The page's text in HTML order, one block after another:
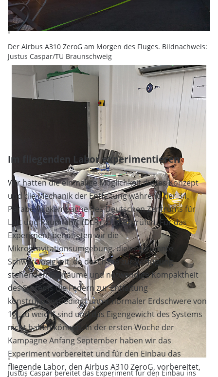
Der Airbus A310 ZeroG am Morgen des Fluges. Bildnachweis:
Justus Caspar/TU Braunschweig
Justus Caspar bereitet das Experiment für den Einbau ins
Im fliegenden Labor experimentieren
Wir hatten die einmalige Möglichkeit dieses Konzept
und die Mechanik der Entfaltung während der 34.
Parabelflugkampagne des Deutschen Zentrums für
Luft und Raumfahrt (DLR) zu überprüfen. Für das
Experiment benötigten wir die
Mikrogravitationsumgebung, die sogenannte
Schwerelosigkeit, da durch die zur Verfügung
stehenden Bauräume und notwendige Kompaktheit
des Systems die Federn zur Entfaltung
konstruktionsbedingt unter normaler Erdschwere von
1g „zu weich“ sind und das Eigengewicht des Systems
nicht halten können. In der ersten Woche der
Kampagne Anfang September haben wir das
Experiment vorbereitet und für den Einbau das
fliegende Labor, den Airbus A310 ZeroG, vorbereitet,